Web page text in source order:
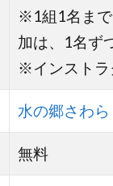
※1組1名ま
加は、1名ず
※インストラ
水の郷さわら
無料